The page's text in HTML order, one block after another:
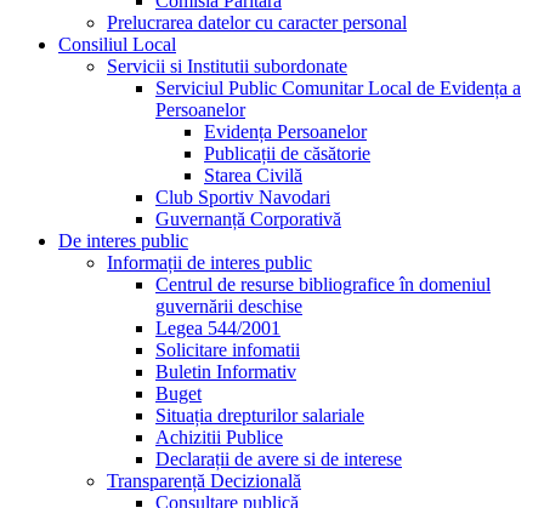
Prelucrarea datelor cu caracter personal
Consiliul Local
Servicii si Institutii subordonate
Serviciul Public Comunitar Local de Evidența a
Persoanelor
Evidența Persoanelor
Publicații de căsătorie
Starea Civilă
Club Sportiv Navodari
Guvernanță Corporativă
De interes public
Informații de interes public
Centrul de resurse bibliografice în domeniul
guvernării deschise
Legea 544/2001
Solicitare infomatii
Buletin Informativ
Buget
Situația drepturilor salariale
Achizitii Publice
Declarații de avere si de interese
Transparență Decizională
Consultare publică